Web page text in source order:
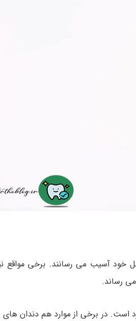
خود آسیب می رسانند. برخی مواقع
رساند.
است. در برخی از موارد هم دندان